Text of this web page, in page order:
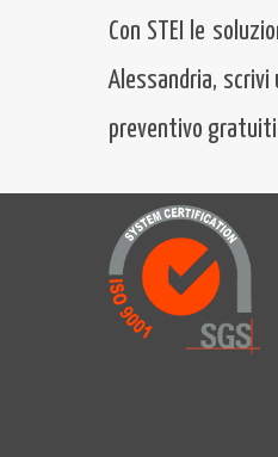
Con STEI le
Alessandria, scrivi
preventivo gratuiti